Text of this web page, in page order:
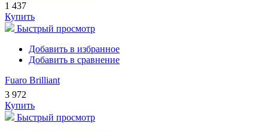
1 437
Купить
Быстрый просмотр
Добавить в избранное
Добавить в сравнение
Fuaro Brilliant
3 972
Купить
Быстрый просмотр